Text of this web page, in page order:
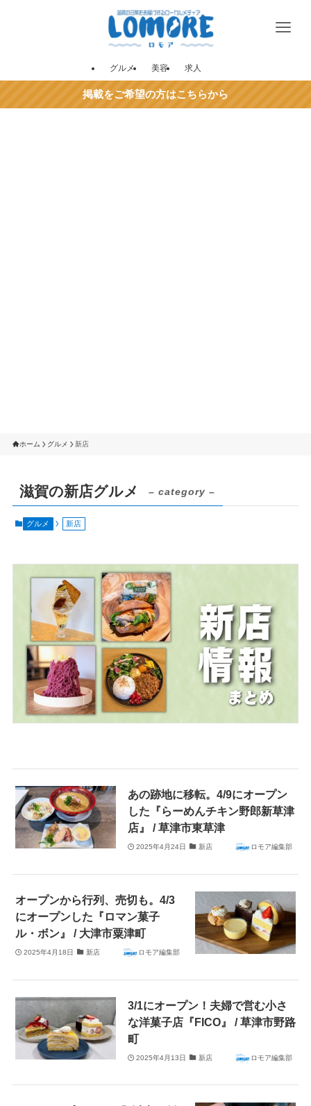
グルメ 美容 求人
掲載をご希望の方はこちらから
ホーム グルメ 新店
滋賀の新店グルメ – category –
グルメ 新店
あの跡地に移転。4/9にオープン
した『らーめんチキン野郎新草津
店』 / 草津市東草津
2025年4月24日 新店 ロモア編集部
オープンから行列、売切も。4/3
にオープンした『ロマン菓子
ル・ボン』 / 大津市粟津町
2025年4月18日 新店 ロモア編集部
3/1にオープン！夫婦で営む小さ
な洋菓子店『FICO』 / 草津市野路
町
2025年4月13日 新店 ロモア編集部